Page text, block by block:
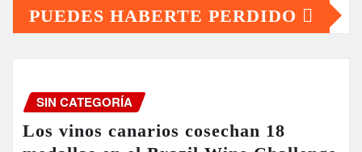
PUEDES HABERTE PERDIDO
SIN CATEGORÍA
Los vinos canarios cosechan 18